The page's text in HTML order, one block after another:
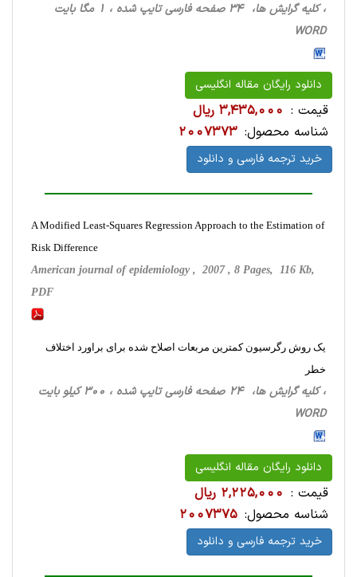
، کلیه گرایش ها، 34 صفحه فارسی تایپ شده ، 1 مگا بایت
WORD
دانلود رایگان مقاله انگلیسی
قیمت : 3,435,000 ریال
شناسه محصول: 2007373
خرید ترجمه فارسی و دانلود
A Modified Least-Squares Regression Approach to the Estimation of
Risk Difference
American journal of epidemiology , 2007 , 8 Pages, 116 Kb,
PDF
یک روش رگرسیون کمترین مربعات اصلاح شده برای براورد اختلاف
خطر
، کلیه گرایش ها، 24 صفحه فارسی تایپ شده ، 300 کیلو بایت
WORD
دانلود رایگان مقاله انگلیسی
قیمت : 2,225,000 ریال
شناسه محصول: 2007375
خرید ترجمه فارسی و دانلود